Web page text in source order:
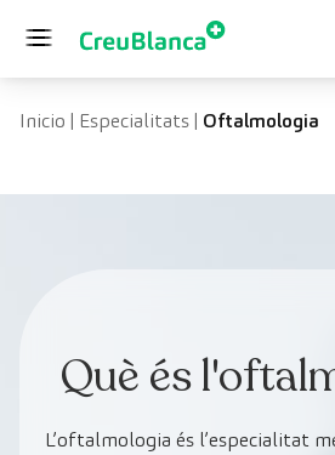
Inicio | Especialitats| Oftalmologia
Què és
L’oftalmologia és l’especialitat